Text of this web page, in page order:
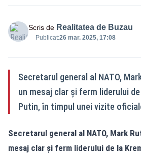
Scris de Realitatea de Buzau
Publicat:26 mar. 2025, 17:08
Secretarul general al NATO,
un mesaj clar și ferm liderului
Putin, în timpul unei vizite
Secretarul general al NATO, Mark
mesaj clar și ferm liderului de la